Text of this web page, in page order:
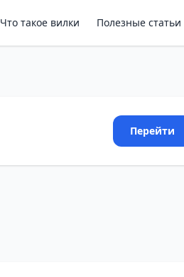
Что такое вилки Полезные статьи
Перейти